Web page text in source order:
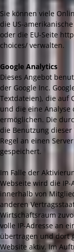
Sie können viele
die US-
oder die EU-Seite
choices/ verwalten.
Google Analytics
Dieses Angebot
der Google Inc.
Textdateien), die auf
und die eine
ermöglichen. Die
die Benutzung
Regel an einen
gespeichert.
Im Falle der
Webseite wird die IP-
innerhalb von
anderen
Wirtschaftsraum
volle IP-Adresse an
übertragen und dort
Website aktiv. Im